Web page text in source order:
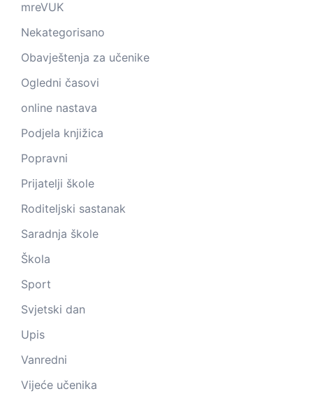
mreVUK
Nekategorisano
Obavještenja za učenike
Ogledni časovi
online nastava
Podjela knjižica
Popravni
Prijatelji škole
Roditeljski sastanak
Saradnja škole
Škola
Sport
Svjetski dan
Upis
Vanredni
Vijeće učenika